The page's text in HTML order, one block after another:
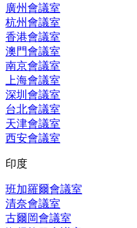
廣州會議室
杭州會議室
香港會議室
澳門會議室
南京會議室
上海會議室
深圳會議室
台北會議室
天津會議室
西安會議室
印度
班加羅爾會議室
清奈會議室
古爾岡會議室